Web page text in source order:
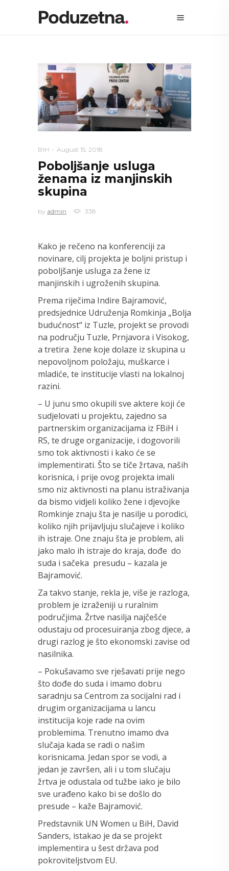
BIH August 15, 2018
Poboljšanje usluga
ženama iz manjinskih
skupina
by admin 338
Kako je rečeno na konferenciji za
novinare, cilj projekta je boljni pristup i
poboljšanje usluga za žene iz
manjinskih i ugroženih skupina.
Prema riječima Indire Bajramović,
predsjednice Udruženja Romkinja „Bolja
budućnost“ iz Tuzle, projekt se provodi
na području Tuzle, Prnjavora i Visokog,
a tretira žene koje dolaze iz skupina u
nepovoljnom položaju, muškarce i
mladiće, te institucije vlasti na lokalnoj
razini.
– U junu smo okupili sve aktere koji će
sudjelovati u projektu, zajedno sa
partnerskim organizacijama iz FBiH i
RS, te druge organizacije, i dogovorili
smo tok aktivnosti i kako će se
implementirati. Što se tiče žrtava, naših
korisnica, i prije ovog projekta imali
smo niz aktivnosti na planu istraživanja
da bismo vidjeli koliko žene i djevojke
Romkinje znaju šta je nasilje u porodici,
koliko njih prijavljuju slučajeve i koliko
ih istraje. One znaju šta je problem, ali
jako malo ih istraje do kraja, dođe do
suda i sačeka presudu – kazala je
Bajramović.
Za takvo stanje, rekla je, više je razloga,
problem je izraženiji u ruralnim
područjima. Žrtve nasilja najčešće
odustaju od procesuiranja zbog djece, a
drugi razlog je što ekonomski zavise od
nasilnika.
– Pokušavamo sve rješavati prije nego
što dođe do suda i imamo dobru
saradnju sa Centrom za socijalni rad i
drugim organizacijama u lancu
institucija koje rade na ovim
problemima. Trenutno imamo dva
slučaja kada se radi o našim
korisnicama. Jedan spor se vodi, a
jedan je završen, ali i u tom slučaju
žrtva je odustala od tužbe iako je bilo
sve urađeno kako bi se došlo do
presude – kaže Bajramović.
Predstavnik UN Women u BiH, David
Sanders, istakao je da se projekt
implementira u šest država pod
pokroviteljstvom EU.